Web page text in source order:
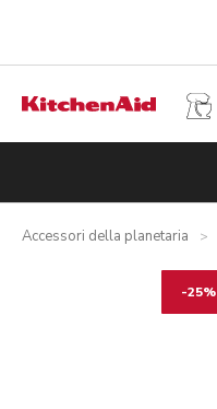
Accessori della planetaria >
-25%